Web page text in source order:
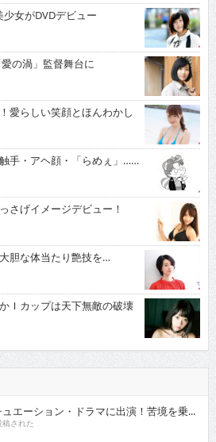
女がDVDデビュー
の渦」監督舞台に
愛らしい笑顔とほんわかし
手・アヘ顔・「らめぇ」……
げイメージデビュー！
胆な体当たり艶技を…
Ｉカップは天下無敵の破壊
エーション・ドラマに出演！苦境を乗...
された